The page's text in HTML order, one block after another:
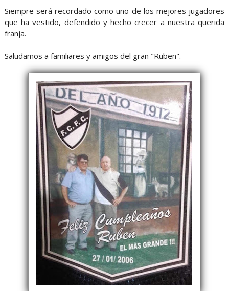
Siempre será recordado como uno de los mejores jugadores
que ha vestido, defendido y hecho crecer a nuestra querida
franja.
Saludamos a familiares y amigos del gran "Ruben".